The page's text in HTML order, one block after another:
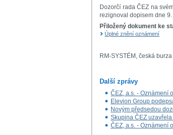
Dozorčí rada ČEZ na
rezignoval dopisem dne
Přiložený dokument ke
Úplné znění oznámení
RM-SYSTÉM, česká
Další zprávy
ČEZ, a.s. - Oznámení
Elevion Group
Novým předsedou
Skupina ČEZ
ČEZ, a.s. - Oznámení